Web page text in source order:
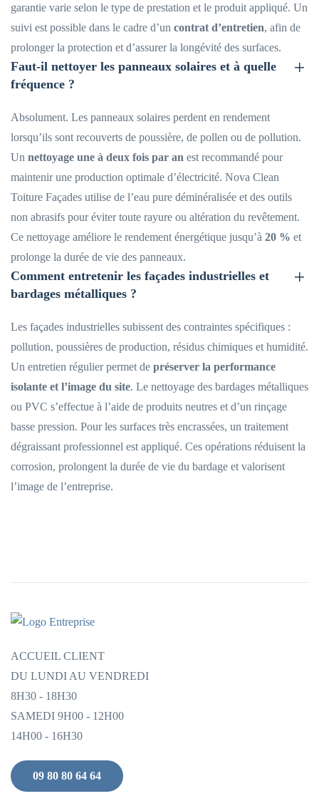
garantie varie selon le type de prestation et le produit appliqué. Un
suivi est possible dans le cadre d’un contrat d’entretien, afin de
prolonger la protection et d’assurer la longévité des surfaces.
Faut-il nettoyer les panneaux solaires et à quelle
fréquence ?
Absolument. Les panneaux solaires perdent en rendement
lorsqu’ils sont recouverts de poussière, de pollen ou de pollution.
Un nettoyage une à deux fois par an est recommandé pour
maintenir une production optimale d’électricité. Nova Clean
Toiture Façades utilise de l’eau pure déminéralisée et des outils
non abrasifs pour éviter toute rayure ou altération du revêtement.
Ce nettoyage améliore le rendement énergétique jusqu’à 20 % et
prolonge la durée de vie des panneaux.
Comment entretenir les façades industrielles et
bardages métalliques ?
Les façades industrielles subissent des contraintes spécifiques :
pollution, poussières de production, résidus chimiques et humidité.
Un entretien régulier permet de préserver la performance
isolante et l’image du site. Le nettoyage des bardages métalliques
ou PVC s’effectue à l’aide de produits neutres et d’un rinçage
basse pression. Pour les surfaces très encrassées, un traitement
dégraissant professionnel est appliqué. Ces opérations réduisent la
corrosion, prolongent la durée de vie du bardage et valorisent
l’image de l’entreprise.
ACCUEIL CLIENT
DU LUNDI AU VENDREDI
8H30 - 18H30
SAMEDI 9H00 - 12H00
14H00 - 16H30
09 80 80 64 64